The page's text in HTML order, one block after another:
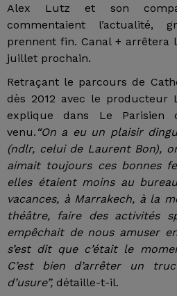
Alex Lutz et son
commentaient l’actualité,
prennent fin. Canal + arrêtera
juillet prochain.
Retraçant le parcours de
dès 2012 avec le producteur
explique dans Le
venu. “On a eu un plaisir
(ndlr, celui de Laurent Bon),
aimait toujours ces bonnes
elles étaient moins au
vacances, à Marrakech, à la
théâtre, faire des activités
empêchait de nous amuser
s’est dit que c’était le
C’est bien d’arrêter un
d’usure”, détaille-t-il.